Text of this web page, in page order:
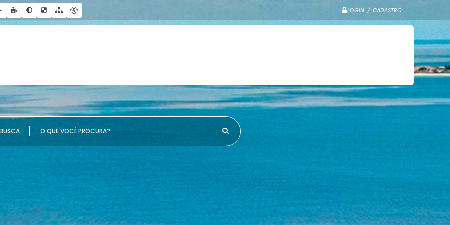
LOGIN / CADASTRO
VOCÊ PROCURA?